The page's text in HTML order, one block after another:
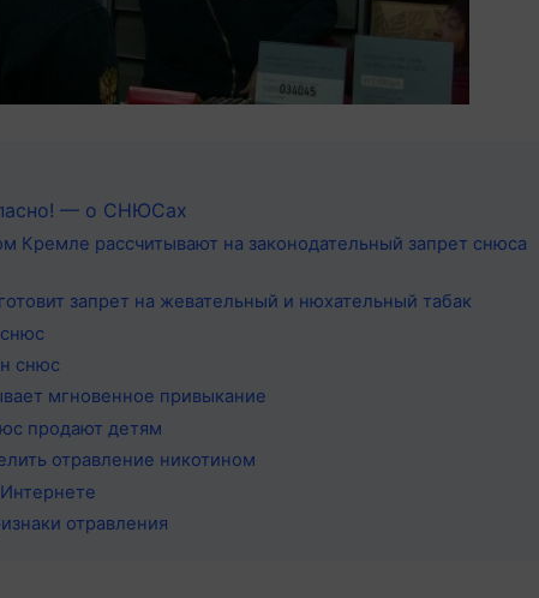
— о СНЮСах
Кремле рассчитывают на законодательный запрет снюса
запрет на жевательный и нюхательный табак
снюс
мгновенное привыкание
продают детям
отравление никотином
отравления